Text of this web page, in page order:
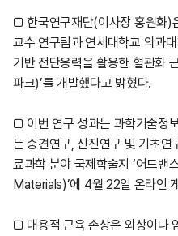
□ 한국연구재단(이사장 홍원화
교수 연구팀과 연세대학교 의과
기반 전단응력을 활용한 혈관화
파크)’를 개발했다고 밝혔다.
□ 이번 연구 성과는 과학기술정
는 중견연구, 신진연구 및 기초
료과학 분야 국제학술지 ‘어드
Materials)’에 4월 22일 온라인
□ 대용적 근육 손상은 외상이나